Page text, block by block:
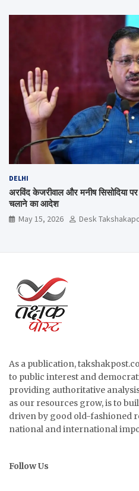
DELHI
अरविंद केजरीवाल और मनीष सिसोदिया
चलाने का आदेश
May 15, 2026 Desk
As a publication,
to public interest and
providing authoritative
as our resources grow, is to
driven by good old-fashioned
national and international
Follow Us